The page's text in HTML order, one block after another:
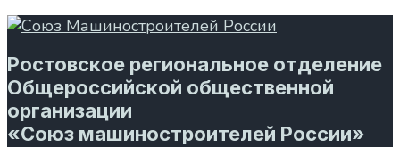
Ростовское региональное отделение
Общероссийской общественной
организации
«Союз машиностроителей России»